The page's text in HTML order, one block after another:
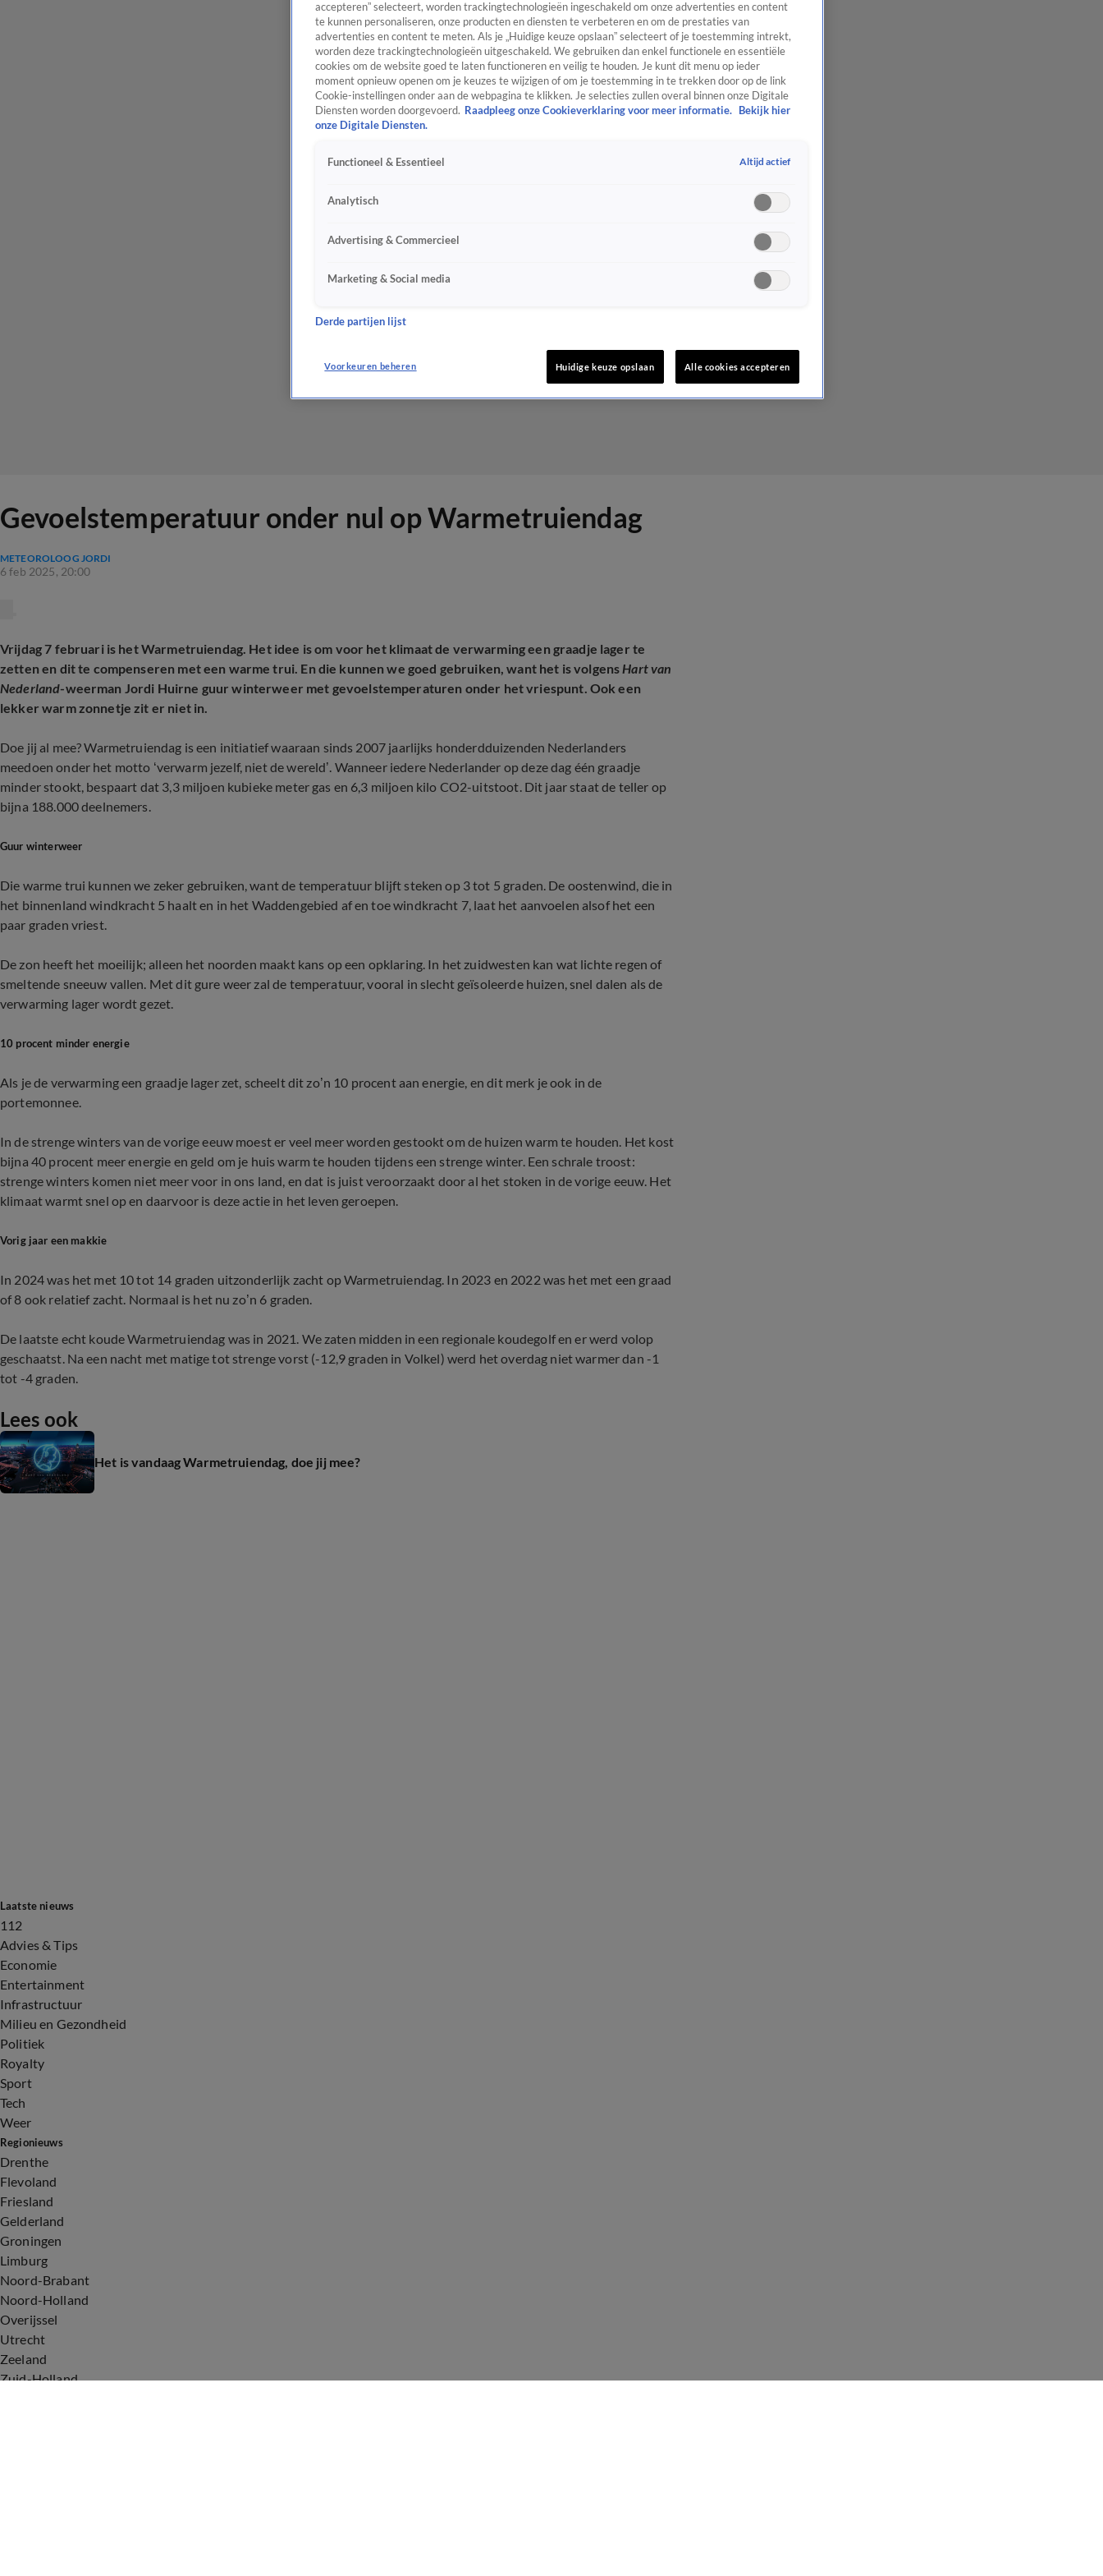
Gevoelstemperatuur onder nul op Warmetruiendag
METEOROLOOG JORDI
6 feb 2025, 20:00
Vrijdag 7 februari is het Warmetruiendag. Het idee is om voor het klimaat de verwarming een graadje lager te
zetten en dit te compenseren met een warme trui. En die kunnen we goed gebruiken, want het is volgensHart van
Nederland-weerman Jordi Huirne guur winterweer met gevoelstemperaturen onder het vriespunt. Ook een
lekker warm zonnetje zit er niet in.
Doe jij al mee? Warmetruiendag is een initiatief waaraan sinds 2007 jaarlijks honderdduizenden Nederlanders
meedoen onder het motto ‘verwarm jezelf, niet de wereld’. Wanneer iedere Nederlander op deze dag één graadje
minder stookt, bespaart dat 3,3 miljoen kubieke meter gas en 6,3 miljoen kilo CO2-uitstoot. Dit jaar staat de teller op
bijna 188.000 deelnemers.
Guur winterweer
Die warme trui kunnen we zeker gebruiken, want de temperatuur blijft steken op 3 tot 5 graden. De oostenwind, die in
het binnenland windkracht 5 haalt en in het Waddengebied af en toe windkracht 7, laat het aanvoelen alsof het een
paar graden vriest.
De zon heeft het moeilijk; alleen het noorden maakt kans op een opklaring. In het zuidwesten kan wat lichte regen of
smeltende sneeuw vallen. Met dit gure weer zal de temperatuur, vooral in slecht geïsoleerde huizen, snel dalen als de
verwarming lager wordt gezet.
10 procent minder energie
Als je de verwarming een graadje lager zet, scheelt dit zo’n 10 procent aan energie, en dit merk je ook in de
portemonnee.
In de strenge winters van de vorige eeuw moest er veel meer worden gestookt om de huizen warm te houden. Het kost
bijna 40 procent meer energie en geld om je huis warm te houden tijdens een strenge winter. Een schrale troost:
strenge winters komen niet meer voor in ons land, en dat is juist veroorzaakt door al het stoken in de vorige eeuw. Het
klimaat warmt snel op en daarvoor is deze actie in het leven geroepen.
Vorig jaar een makkie
In 2024 was het met 10 tot 14 graden uitzonderlijk zacht op Warmetruiendag. In 2023 en 2022 was het met een graad
of 8 ook relatief zacht. Normaal is het nu zo’n 6 graden.
De laatste echt koude Warmetruiendag was in 2021. We zaten midden in een regionale koudegolf en er werd volop
geschaatst. Na een nacht met matige tot strenge vorst (-12,9 graden in Volkel) werd het overdag niet warmer dan -1
tot -4 graden.
Lees ook
Het is vandaag Warmetruiendag, doe jij mee?
Laatste nieuws
112
Advies & Tips
Economie
Entertainment
Infrastructuur
Milieu en Gezondheid
Politiek
Royalty
Sport
Tech
Weer
Regionieuws
Drenthe
Flevoland
Friesland
Gelderland
Groningen
Limburg
Noord-Brabant
Noord-Holland
Overijssel
Utrecht
Zeeland
Zuid-Holland
accepteren” selecteert, worden trackingtechnologieën ingeschakeld om onze advertenties en content
te kunnen personaliseren, onze producten en diensten te verbeteren en om de prestaties van
advertenties en content te meten. Als je „Huidige keuze opslaan” selecteert of je toestemming intrekt,
worden deze trackingtechnologieën uitgeschakeld. We gebruiken dan enkel functionele en essentiële
cookies om de website goed te laten functioneren en veilig te houden. Je kunt dit menu op ieder
moment opnieuw openen om je keuzes te wijzigen of om je toestemming in te trekken door op de link
Cookie-instellingen onder aan de webpagina te klikken. Je selecties zullen overal binnen onze Digitale
Diensten worden doorgevoerd. Raadpleeg onze Cookieverklaring voor meer informatie. Bekijk hier
onze Digitale Diensten.
Functioneel & Essentieel Altijd actief
Analytisch
Advertising & Commercieel
Marketing & Social media
Derde partijen lijst
Voorkeuren beheren Huidige keuze opslaan Alle cookies accepteren